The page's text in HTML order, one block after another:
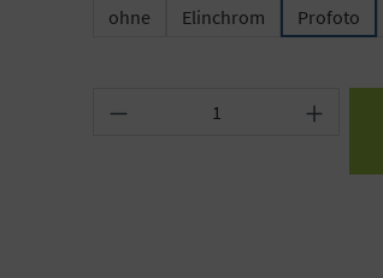
ohne
Elinchrom Profoto
Produkt Anzahl: Gib